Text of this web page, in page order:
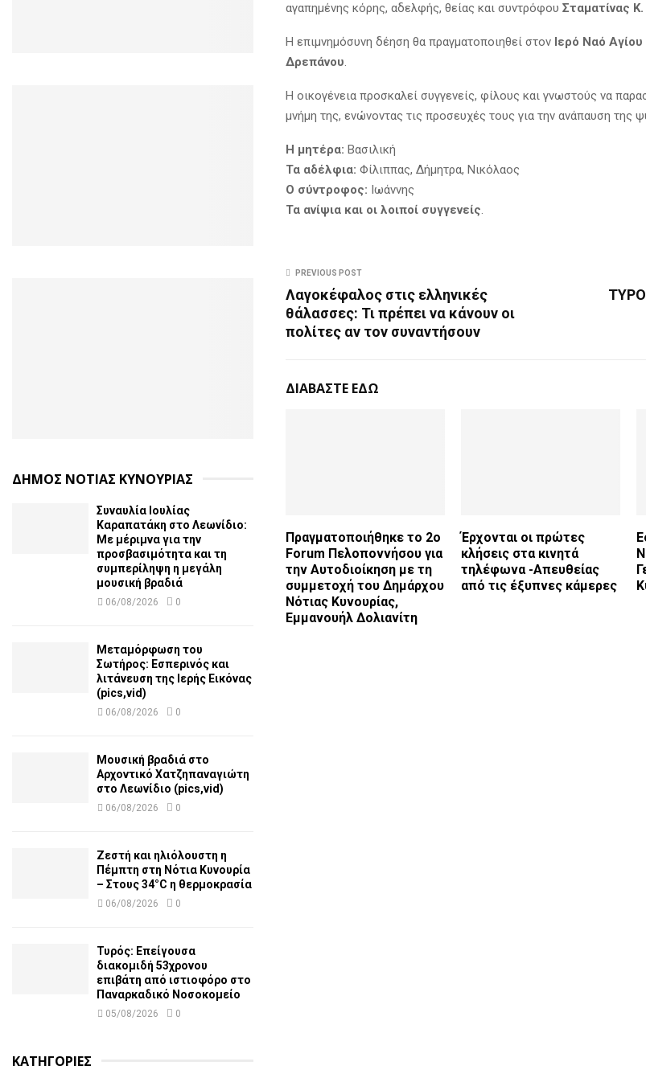
αγαπημένης κόρης, αδελφής, θείας και συντρόφου Σταματίνας
Η επιμνημόσυνη δέηση θα πραγματοποιηθεί στον Ιερό Ναό
Δρεπάνου.
Η οικογένεια προσκαλεί συγγενείς, φίλους και γνωστούς να
μνήμη της, ενώνοντας τις προσευχές τους για την ανάπαυση της
Η μητέρα: Βασιλική
Τα αδέλφια: Φίλιππας, Δήμητρα, Νικόλαος
Ο σύντροφος: Ιωάννης
Τα ανίψια και οι λοιποί συγγενείς.
PREVIOUS POST
Λαγοκέφαλος στις ελληνικές
θάλασσες: Τι πρέπει να κάνουν οι
πολίτες αν τον συναντήσουν
ΔΙΑΒΑΣΤΕ ΕΔΩ
Πραγματοποιήθηκε το 2ο
Forum Πελοποννήσου για
την Αυτοδιοίκηση με τη
συμμετοχή του Δημάρχου
Νότιας Κυνουρίας,
Εμμανουήλ Δολιανίτη
Έρχονται οι πρώτες
κλήσεις στα κινητά
τηλέφωνα -Απευθείας
από τις έξυπνες κάμερες
ΔΗΜΟΣ ΝΟΤΙΑΣ ΚΥΝΟΥΡΙΑΣ
Συναυλία Ιουλίας
Καραπατάκη στο Λεωνίδιο:
Με μέριμνα για την
προσβασιμότητα και τη
συμπερίληψη η μεγάλη
μουσική βραδιά
06/08/2026 0
Μεταμόρφωση του
Σωτήρος: Εσπερινός και
λιτάνευση της Ιερής Εικόνας
(pics,vid)
06/08/2026 0
Μουσική βραδιά στο
Αρχοντικό Χατζηπαναγιώτη
στο Λεωνίδιο (pics,vid)
06/08/2026 0
Ζεστή και ηλιόλουστη η
Πέμπτη στη Νότια Κυνουρία
– Στους 34°C η θερμοκρασία
06/08/2026 0
Τυρός: Επείγουσα
διακομιδή 53χρονου
επιβάτη από ιστιοφόρο στο
Παναρκαδικό Νοσοκομείο
05/08/2026 0
ΚΑΤΗΓΟΡΙΕΣ